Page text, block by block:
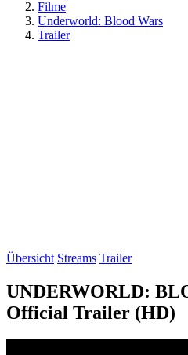
Filme
Underworld: Blood Wars
Trailer
Übersicht Streams Trailer
UNDERWORLD:
Official Trailer (HD)